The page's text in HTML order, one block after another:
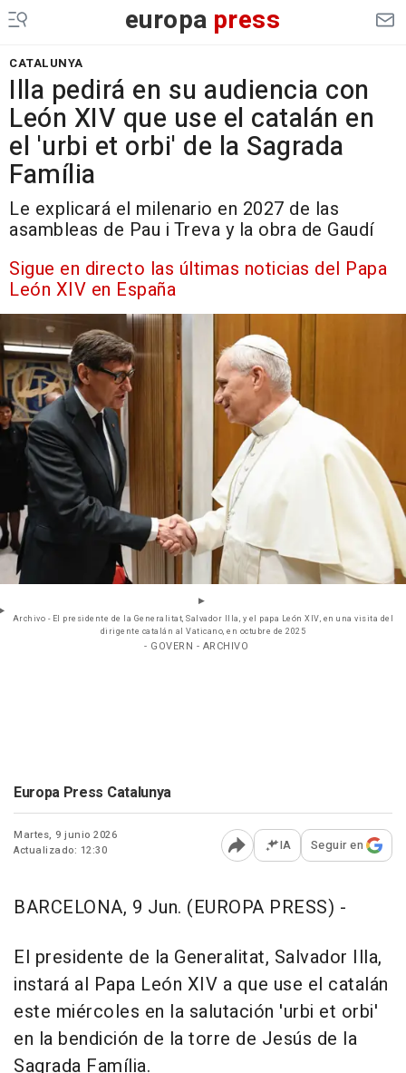
europa press
CATALUNYA
Illa pedirá en su audiencia con
León XIV que use el catalán en
el 'urbi et orbi' de la Sagrada
Família
Le explicará el milenario en 2027 de las
asambleas de Pau i Treva y la obra de Gaudí
Sigue en directo las últimas noticias del Papa
León XIV en España
Archivo - El presidente de la Generalitat, Salvador Illa, y el papa León XIV, en una visita del
dirigente catalán al Vaticano, en octubre de 2025
- GOVERN - ARCHIVO
Europa Press Catalunya
Martes, 9 junio 2026
Actualizado: 12:30
Abrir opciones para
IA Seguir en
BARCELONA, 9 Jun. (EUROPA PRESS) -
El presidente de la Generalitat, Salvador Illa,
instará al Papa León XIV a que use el catalán
este miércoles en la salutación 'urbi et orbi'
en la bendición de la torre de Jesús de la
Sagrada Família.